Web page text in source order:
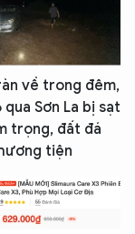
về trong đêm,
qua Sơn La bị sạt
trọng, đất đá
tiện